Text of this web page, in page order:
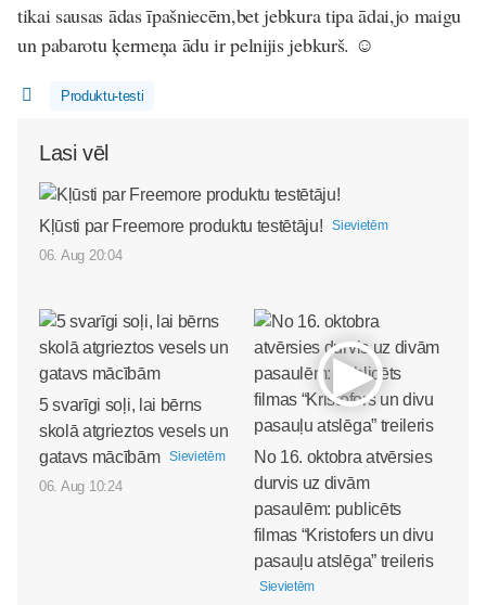
tikai sausas ādas īpašniecēm,bet jebkura tipa ādai,jo maigu
un pabarotu ķermeņa ādu ir pelnijis jebkurš. ☺️
Produktu-testi
Lasi vēl
Kļūsti par Freemore produktu testētāju! Sievietēm
06. Aug 20:04
5 svarīgi soļi, lai bērns
skolā atgrieztos vesels un
gatavs mācībām
Sievietēm
06. Aug 10:24
No 16. oktobra atvērsies
durvis uz divām
pasaulēm: publicēts
filmas “Kristofers un divu
pasauļu atslēga” treileris
Sievietēm